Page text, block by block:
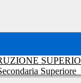
Superiore